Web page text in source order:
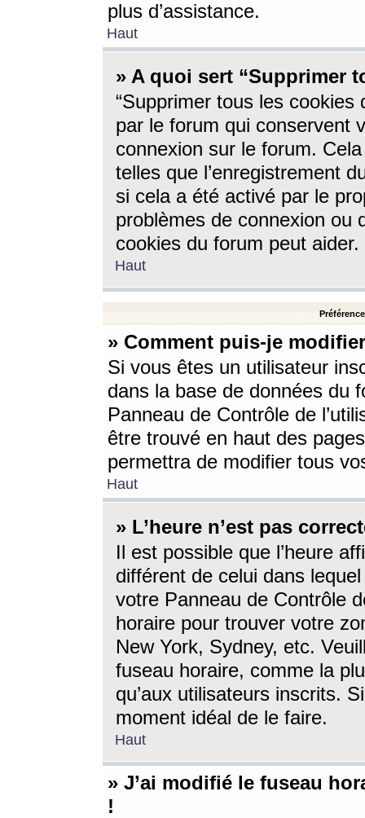
plus d’assistance.
Haut
» A quoi sert “Supprimer
“Supprimer tous les cookies
par le forum qui conservent
connexion sur le forum.
telles que l’enregistrement
si cela a été activé par le
problèmes de connexion ou
cookies du forum peut aider.
Haut
» Comment puis-je
Si vous êtes un utilisateur
dans la base de données du
Panneau de Contrôle de
être trouvé en haut des
permettra de modifier tous
Haut
» L’heure n’est pas
Il est possible que l’heure
différent de celui dans
votre Panneau de Contrôle
horaire pour trouver votre
New York, Sydney, etc.
fuseau horaire, comme la
qu’aux utilisateurs inscrits.
moment idéal de le faire.
Haut
» J’ai modifié le fuseau
!